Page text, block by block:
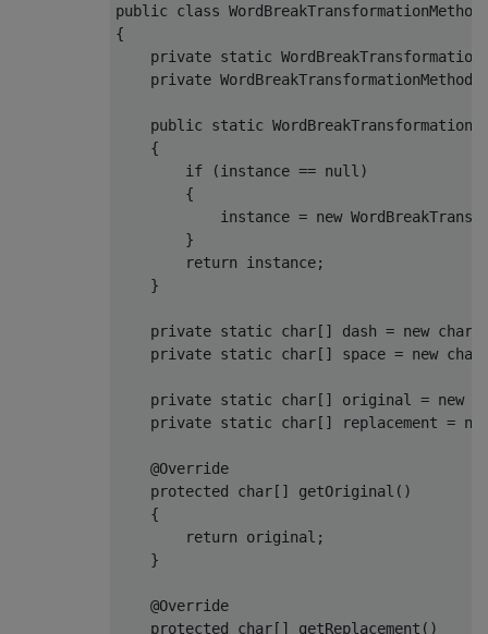
public class WordBreakTransformationMethod
{
private static
private WordBreakTransformationMethod
public static
{
if (instance == null )
        {
            instance =
new
        }
return instance;
    }
private static char[] dash = new char
private static char[] space = new char
private static char[] original = new
private static char[] replacement =
@Override
protected
char[] getOriginal()
    {
return original;
    }
@Override
protected
char[] getReplacement()